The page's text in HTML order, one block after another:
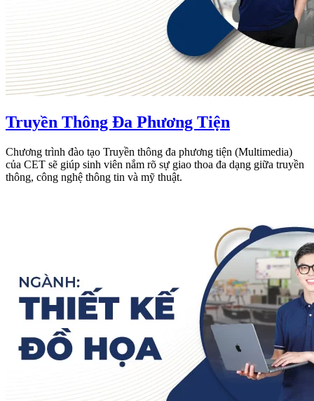
Truyền Thông Đa Phương Tiện
Chương trình đào tạo Truyền thông đa phương tiện (Multimedia)
của CET sẽ giúp sinh viên nắm rõ sự giao thoa đa dạng giữa truyền
thông, công nghệ thông tin và mỹ thuật.